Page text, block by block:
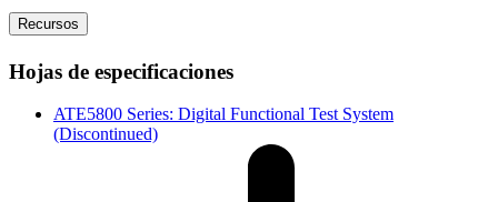
Recursos
Hojas de especificaciones
ATE5800 Series: Digital Functional Test System
(Discontinued)